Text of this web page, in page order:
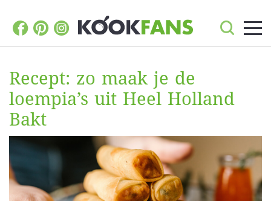
Recept: zo maak je de
loempia’s uit Heel Holland
Bakt